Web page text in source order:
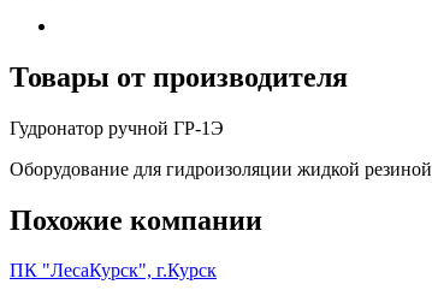
Товары от производителя
Гудронатор ручной ГР-1Э
Оборудование для гидроизоляции жидкой резиной
Похожие компании
ПК "ЛесаКурск", г.Курск